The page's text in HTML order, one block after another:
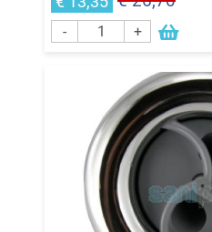
- +